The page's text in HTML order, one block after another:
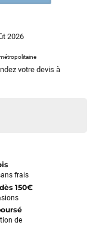
2026
votre devis à
frais
150€
de